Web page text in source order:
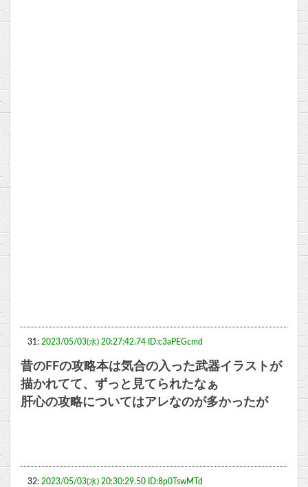
31: 2023/05/03(水) 20:27:42.74 ID:c3aPEGcmd
昔のFFの攻略本は気合の入った武器イラストが
描かれてて、ずっと見てられたなぁ
肝心の攻略についてはアレなのが多かったが
32: 2023/05/03(水) 20:30:29.50 ID:8p0TswMTd